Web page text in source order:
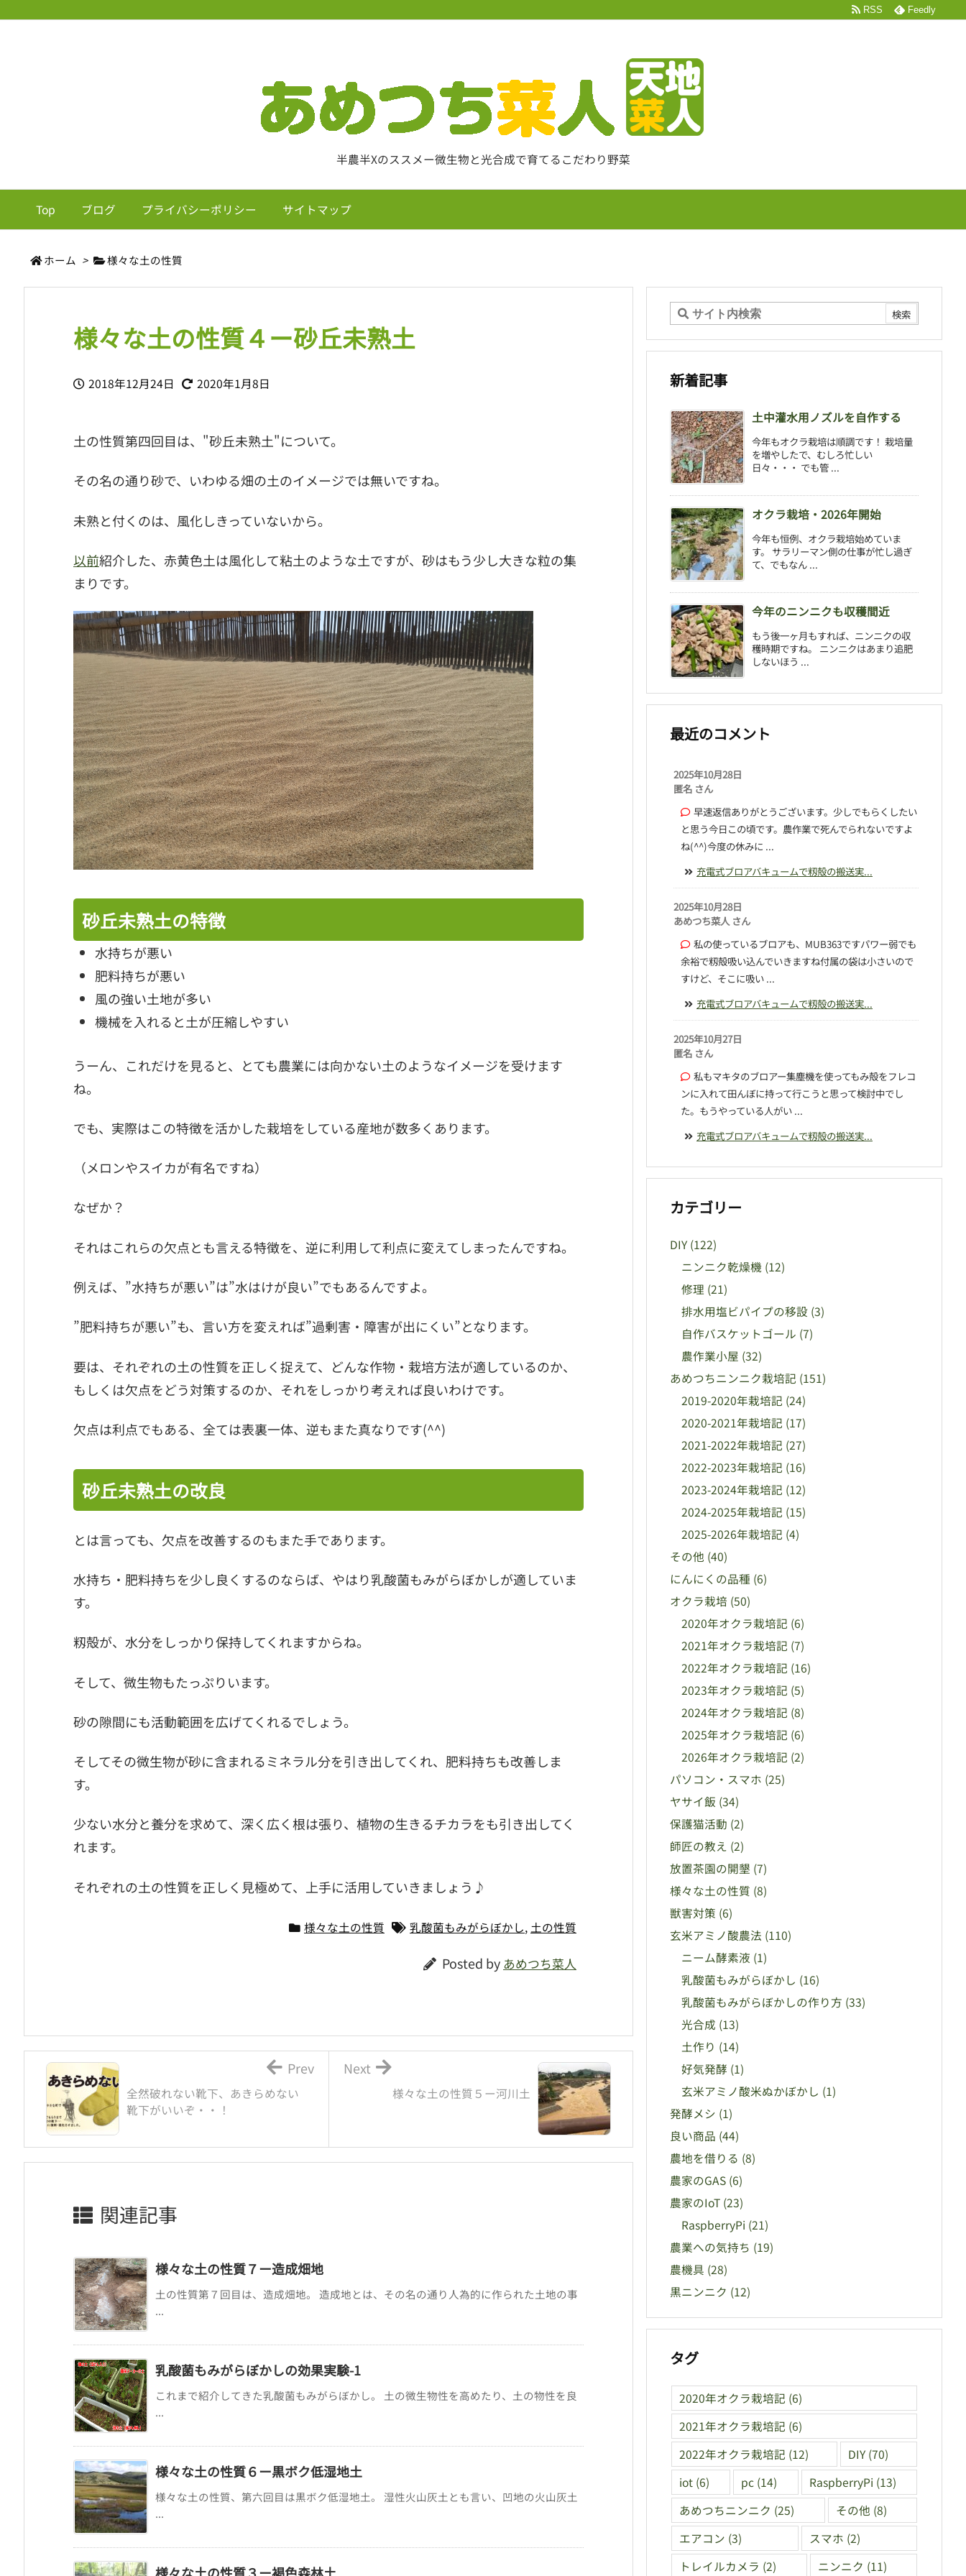
半農半Xのススメー微生物と光合成で育てるこだわり野菜
Top ブログ プライバシーポリシー サイトマップ
RSS Feedly
ホーム > 様々な土の性質
様々な土の性質４ー砂丘未熟土
2018年12月24日 2020年1月8日
土の性質第四回目は、"砂丘未熟土"について。
その名の通り砂で、いわゆる畑の土のイメージでは無いですね。
未熟と付くのは、風化しきっていないから。
以前紹介した、赤黄色土は風化して粘土のような土ですが、砂はもう少し大きな粒の集
まりです。
砂丘未熟土の特徴
水持ちが悪い
肥料持ちが悪い
風の強い土地が多い
機械を入れると土が圧縮しやすい
うーん、これだけを見ると、とても農業には向かない土のようなイメージを受けます
ね。
でも、実際はこの特徴を活かした栽培をしている産地が数多くあります。
（メロンやスイカが有名ですね）
なぜか？
それはこれらの欠点とも言える特徴を、逆に利用して利点に変えてしまったんですね。
例えば、”水持ちが悪い”は”水はけが良い”でもあるんですよ。
”肥料持ちが悪い”も、言い方を変えれば”過剰害・障害が出にくい”となります。
要は、それぞれの土の性質を正しく捉えて、どんな作物・栽培方法が適しているのか、
もしくは欠点をどう対策するのか、それをしっかり考えれば良いわけです。
欠点は利点でもある、全ては表裏一体、逆もまた真なりです(^^)
砂丘未熟土の改良
とは言っても、欠点を改善するのもまた手であります。
水持ち・肥料持ちを少し良くするのならば、やはり乳酸菌もみがらぼかしが適していま
す。
籾殻が、水分をしっかり保持してくれますからね。
そして、微生物もたっぷりいます。
砂の隙間にも活動範囲を広げてくれるでしょう。
そしてその微生物が砂に含まれるミネラル分を引き出してくれ、肥料持ちも改善しま
す。
少ない水分と養分を求めて、深く広く根は張り、植物の生きるチカラをも引き出してく
れます。
それぞれの土の性質を正しく見極めて、上手に活用していきましょう♪
様々な土の性質 乳酸菌もみがらぼかし,土の性質
Posted by あめつち菜人
様々な土の性質５ー河川土
Next
全然破れない靴下、あきらめない
靴下がいいぞ・・！
Prev
関連記事
様々な土の性質７ー造成畑地
土の性質第７回目は、造成畑地。 造成地とは、その名の通り人為的に作られた土地の事
...
乳酸菌もみがらぼかしの効果実験-1
これまで紹介してきた乳酸菌もみがらぼかし。 土の微生物性を高めたり、土の物性を良
...
様々な土の性質６ー黒ボク低湿地土
様々な土の性質、第六回目は黒ボク低湿地土。 湿性火山灰土とも言い、凹地の火山灰土
...
新着記事
土中灌水用ノズルを自作する
今年もオクラ栽培は順調です！ 栽培量
を増やしたで、むしろ忙しい
日々・・・ でも管 ...
オクラ栽培・2026年開始
今年も恒例、オクラ栽培始めていま
す。 サラリーマン側の仕事が忙し過ぎ
て、でもなん ...
今年のニンニクも収穫間近
もう後一ヶ月もすれば、ニンニクの収
穫時期ですね。 ニンニクはあまり追肥
しないほう ...
最近のコメント
2025年10月28日
匿名 さん
早速返信ありがとうございます。少しでもらくしたい
と思う今日この頃です。農作業で死んでられないですよ
ね(^^)今度の休みに ...
充電式ブロアバキュームで籾殻の搬送実...
2025年10月28日
あめつち菜人 さん
私の使っているブロアも、MUB363ですパワー弱でも
余裕で籾殻吸い込んでいきますね付属の袋は小さいので
すけど、そこに吸い ...
充電式ブロアバキュームで籾殻の搬送実...
2025年10月27日
匿名 さん
私もマキタのブロアー集塵機を使ってもみ殻をフレコ
ンに入れて田んぼに持って行こうと思って検討中でし
た。もうやっている人がい ...
充電式ブロアバキュームで籾殻の搬送実...
カテゴリー
DIY (122)
ニンニク乾燥機 (12)
修理 (21)
排水用塩ビパイプの移設 (3)
自作バスケットゴール (7)
農作業小屋 (32)
あめつちニンニク栽培記 (151)
2019-2020年栽培記 (24)
2020-2021年栽培記 (17)
2021-2022年栽培記 (27)
2022-2023年栽培記 (16)
2023-2024年栽培記 (12)
2024-2025年栽培記 (15)
2025-2026年栽培記 (4)
その他 (40)
にんにくの品種 (6)
オクラ栽培 (50)
2020年オクラ栽培記 (6)
2021年オクラ栽培記 (7)
2022年オクラ栽培記 (16)
2023年オクラ栽培記 (5)
2024年オクラ栽培記 (8)
2025年オクラ栽培記 (6)
2026年オクラ栽培記 (2)
パソコン・スマホ (25)
ヤサイ飯 (34)
保護猫活動 (2)
師匠の教え (2)
放置茶園の開墾 (7)
様々な土の性質 (8)
獣害対策 (6)
玄米アミノ酸農法 (110)
ニーム酵素液 (1)
乳酸菌もみがらぼかし (16)
乳酸菌もみがらぼかしの作り方 (33)
光合成 (13)
土作り (14)
好気発酵 (1)
玄米アミノ酸米ぬかぼかし (1)
発酵メシ (1)
良い商品 (44)
農地を借りる (8)
農家のGAS (6)
農家のIoT (23)
RaspberryPi (21)
農業への気持ち (19)
農機具 (28)
黒ニンニク (12)
タグ
2020年オクラ栽培記 (6)
2021年オクラ栽培記 (6)
2022年オクラ栽培記 (12) DIY (70)
iot (6) pc (14) RaspberryPi (13)
あめつちニンニク (25) その他 (8)
エアコン (3) スマホ (2)
トレイルカメラ (2) ニンニク (11)